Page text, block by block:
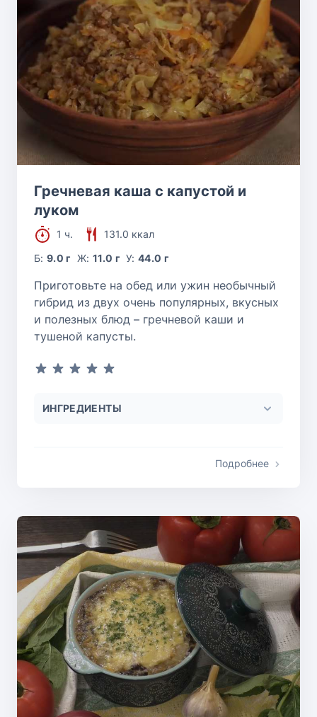
Гречневая каша с капустой и
луком
1 ч.
131.0 ккал
Б:9.0 г Ж: 11.0 г У:44.0 г
Приготовьте на обед или ужин необычный
гибрид из двух очень популярных, вкусных
и полезных блюд – гречневой каши и
тушеной капусты.
ИНГРЕДИЕНТЫ
Подробнее